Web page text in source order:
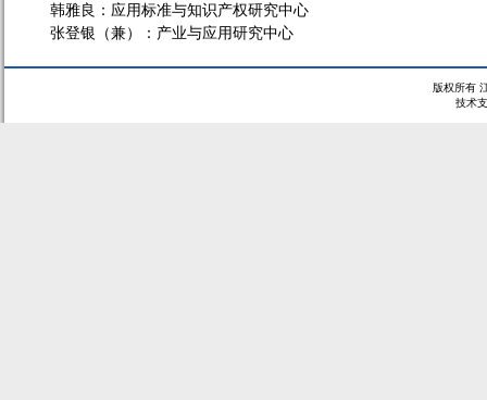
韩雅良：应用标准与知识产权研究中心
张登银（兼）：产业与应用研究中心
版权所有
技术